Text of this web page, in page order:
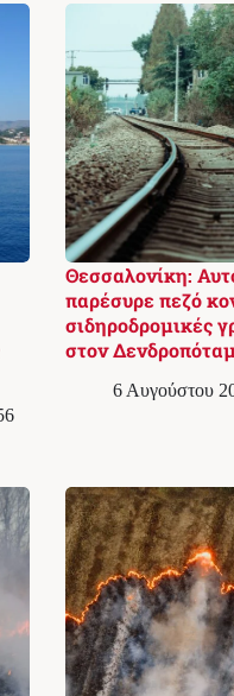
Θεσσαλονίκη:
παρέσυρε πεζό
σιδηροδρομικές
στον
6 Αυγούστου